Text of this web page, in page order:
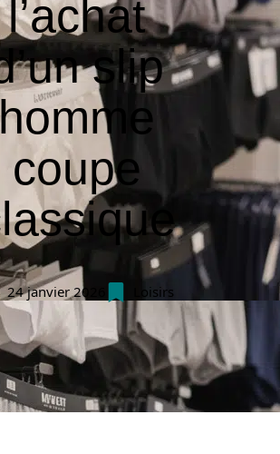
l’achat
slip
coupe
24 janvier 2026 Loisirs